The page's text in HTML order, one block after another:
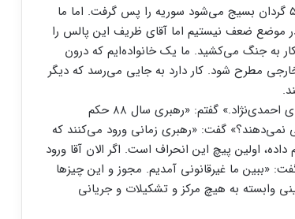
هزار نیرو دارد، داعش ۱۸۰ هزار نیرو داشت. همین حالا اراده کنیم با ۵ گردان بسیج می‌شود سوریه را پس گرفت. اما ما
موضع ضعف نیستیم اما آقای ظریف این پالس را
به جنگ می‌کشید. ما یک خانواده‌ایم که درون
مطرح شود. کار دارد به جایی می‌رسد که دیگر
همین جور پیش برود، ظریف برای پزشکیان می‌شود مثل مشایی برای احمدی‌نژاد.» گفتم: «رهبری سال ۸۸ حکم
نمی‌دهند؟» گفت: «رهبری زمانی ورود می‌کنند که
اولین پیچ این انحراف است. اگر الان آقا ورود
«ببین ما غیرقانونی آمدیم. مجوز و این چیزها
وابسته به هیچ مرکز و تشکیلات و جریانی